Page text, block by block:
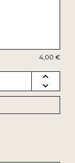
4,00 €